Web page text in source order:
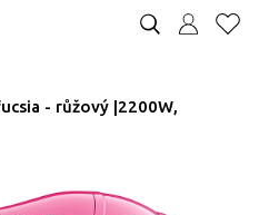
- růžový |2200W,